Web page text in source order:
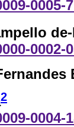
0005-
0002-
2
0004-